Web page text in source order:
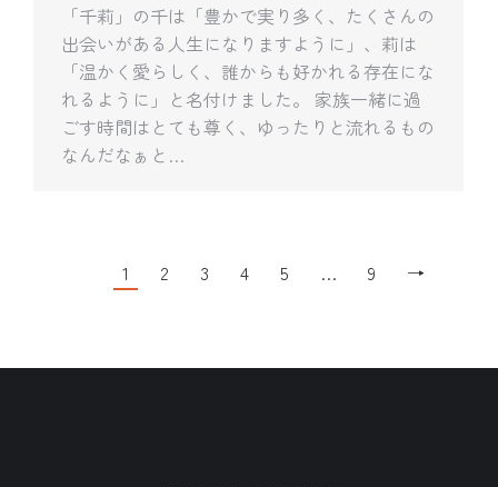
「千莉」の千は「豊かで実り多く、たくさんの
出会いがある人生になりますように」、莉は
「温かく愛らしく、誰からも好かれる存在にな
れるように」と名付けました。 家族一緒に過
ごす時間はとても尊く、ゆったりと流れるもの
なんだなぁと…
1 2 3 4 5 … 9 →